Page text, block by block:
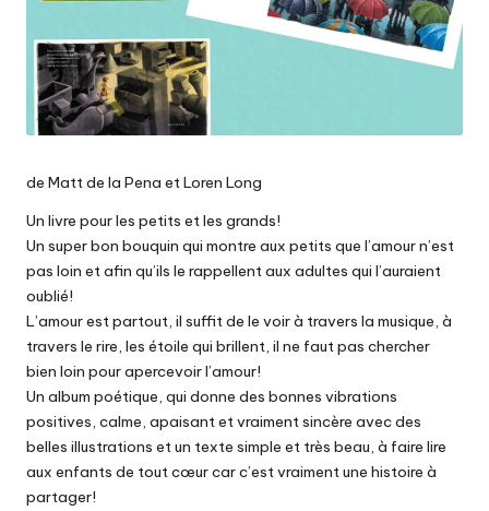
de Matt de la Pena et Loren Long
Un livre pour les petits et les grands!
Un super bon bouquin qui montre aux petits que l’amour n’est
pas loin et afin qu’ils le rappellent aux adultes qui l’auraient
oublié!
L’amour est partout, il suffit de le voir à travers la musique, à
travers le rire, les étoile qui brillent, il ne faut pas chercher
bien loin pour apercevoir l’amour!
Un album poétique, qui donne des bonnes vibrations
positives, calme, apaisant et vraiment sincère avec des
belles illustrations et un texte simple et très beau, à faire lire
aux enfants de tout cœur car c’est vraiment une histoire à
partager!